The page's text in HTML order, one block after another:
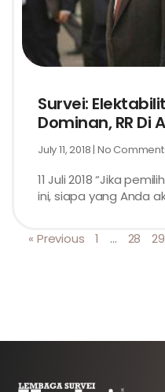
Survei:
Dominan, RR Di
July 11, 2018 No
11 Juli 2018 “Jika
ini, siapa yang Anda
« Previous 1 … 28 29